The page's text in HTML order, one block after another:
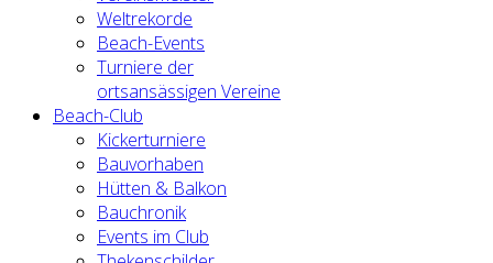
Weltrekorde
Beach-Events
Turniere der
ortsansässigen Vereine
Beach-Club
Kickerturniere
Bauvorhaben
Hütten & Balkon
Bauchronik
Events im Club